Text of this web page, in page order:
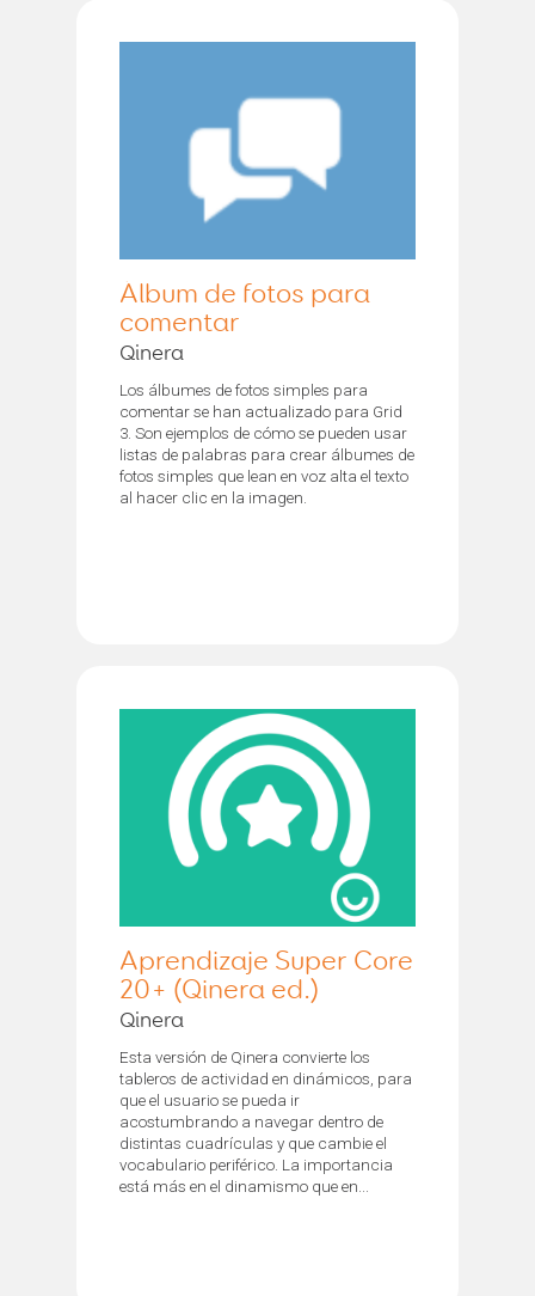
Álbum de fotos para
comentar
Qinera
Los álbumes de fotos simples para
comentar se han actualizado para Grid
3. Son ejemplos de cómo se pueden usar
listas de palabras para crear álbumes de
fotos simples que lean en voz alta el texto
al hacer clic en la imagen.
Aprendizaje Super Core
20+ (Qinera ed.)
Qinera
Esta versión de Qinera convierte los
tableros de actividad en dinámicos, para
que el usuario se pueda ir
acostumbrando a navegar dentro de
distintas cuadrículas y que cambie el
vocabulario periférico. La importancia
está más en el dinamismo que en...